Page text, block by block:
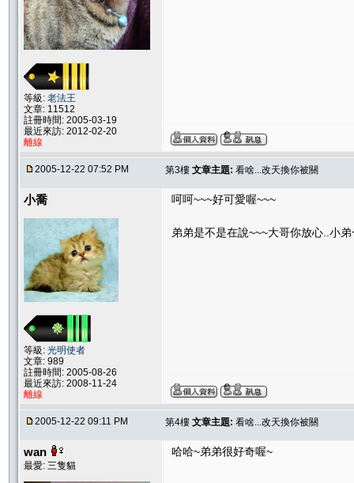
等級: 老法王
文章: 11512
註冊時間: 2005-03-19
最近來訪: 2012-02-20
離線
2005-12-22 07:52 PM 第3樓 文章主題: 看啥...改天換你被關
小喬
等級: 光明使者
文章: 989
註冊時間: 2005-08-26
最近來訪: 2008-11-24
離線
呵呵~~~好可愛喔~~~
弟弟是不是在說~~~大哥你放心..小
2005-12-22 09:11 PM 第4樓 文章主題: 看啥...改天換你被關
wan
最愛: 三隻貓
哈哈~弟弟很好奇喔~